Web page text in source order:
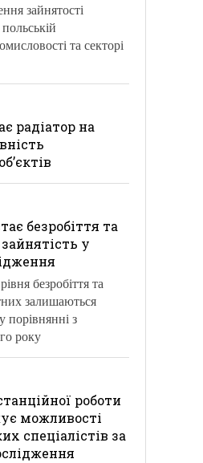
зайнятості
та секторі
радіатор на
безробіття та
у
безробіття та
залишаються
порівнянні з
року
роботи
можливості
спеціалістів за